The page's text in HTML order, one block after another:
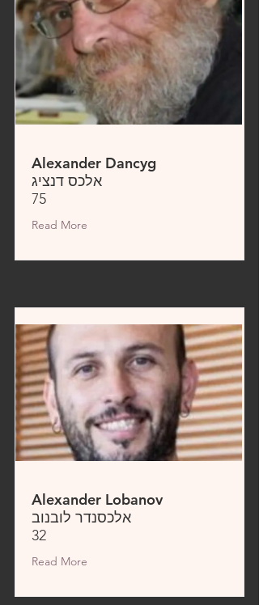
Alexander Dancyg
אלכס דנציג
75
Read More
Alexander Lobanov
אלכסנדר לובנוב
32
Read More